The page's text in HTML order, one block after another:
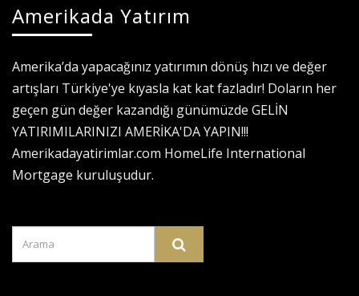
Amerikada Yatırım
Amerika’da yapacağınız yatırımın dönüş hızı ve değer
artışları Türkiye'ye kıyasla kat kat fazladır! Doların her
geçen gün değer kazandığı günümüzde GELİN
YATIRIMILARINIZI AMERİKA'DA YAPIN!!!
Amerikadayatirimlar.com HomeLife International
Mortgage kuruluşudur.